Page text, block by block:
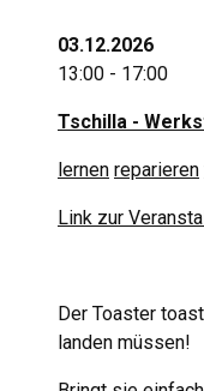
03.12.2026
13:00 - 17:00
Tschilla -
lernen reparieren
Link zur
Der Toaster
landen müssen!